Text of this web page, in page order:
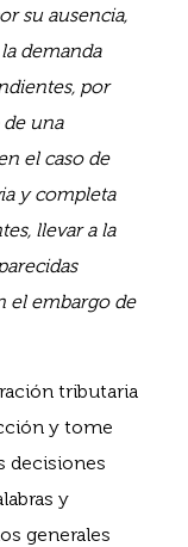
su ausencia,
demanda
por
una
el caso de
y completa
llevar a la
el embargo de
tributaria
y tome
decisiones
y
generales